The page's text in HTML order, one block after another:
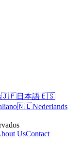
🇯🇵日本語🇪🇸
🇳🇱Nederlands
UsContact